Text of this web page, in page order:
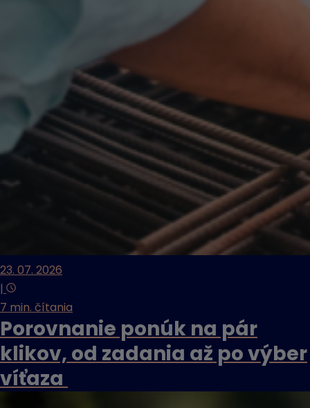
23. 07. 2026
|
7 min. čítania
Porovnanie ponúk na pár
klikov, od zadania až po výber
víťaza